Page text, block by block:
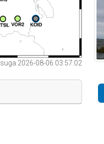
2026-08-06 03:57:02